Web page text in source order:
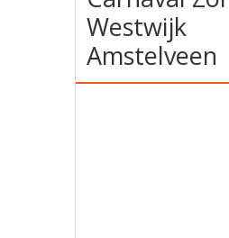
Westwijk
Amstelveen